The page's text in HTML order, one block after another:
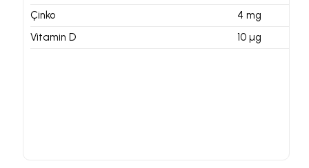
Çinko
4 mg
Vitamin D
10 µg